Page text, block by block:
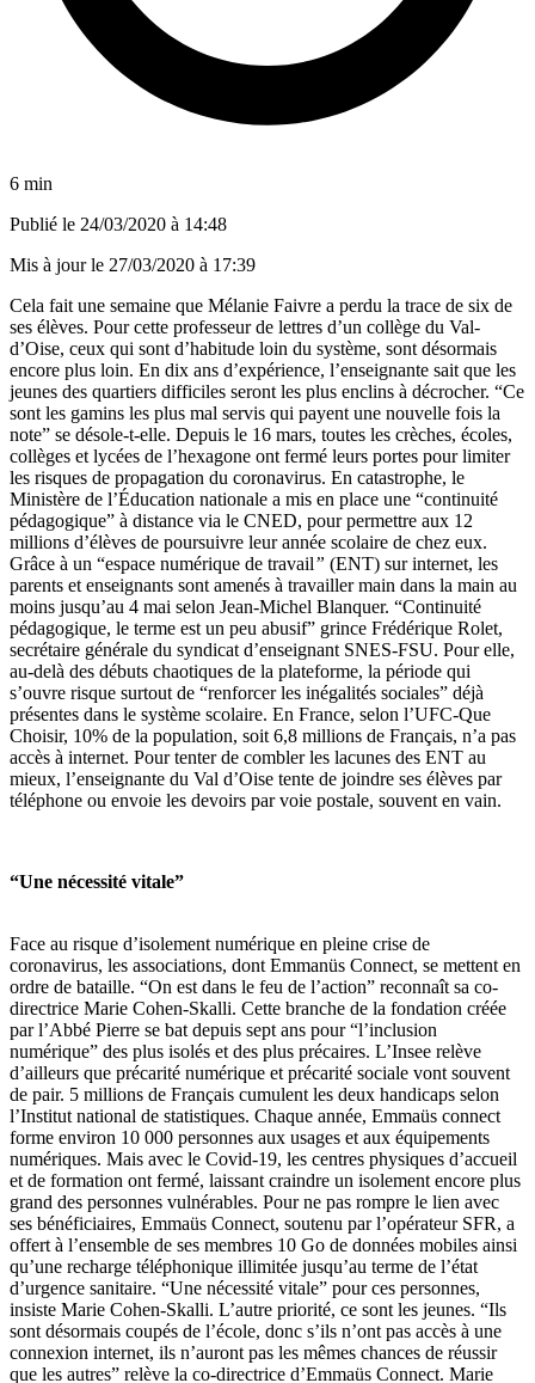
6 min
Publié le 24/03/2020 à 14:48
Mis à jour le 27/03/2020 à 17:39
Cela fait une semaine que Mélanie Faivre a perdu la trace de six de
ses élèves. Pour cette professeur de lettres d’un collège du Val-
d’Oise, ceux qui sont d’habitude loin du système, sont désormais
encore plus loin. En dix ans d’expérience, l’enseignante sait que les
jeunes des quartiers difficiles seront les plus enclins à décrocher. “Ce
sont les gamins les plus mal servis qui payent une nouvelle fois la
note” se désole-t-elle. Depuis le 16 mars, toutes les crèches, écoles,
collèges et lycées de l’hexagone ont fermé leurs portes pour limiter
les risques de propagation du coronavirus. En catastrophe, le
Ministère de l’Éducation nationale a mis en place une “continuité
pédagogique” à distance via le CNED, pour permettre aux 12
millions d’élèves de poursuivre leur année scolaire de chez eux.
Grâce à un “espace numérique de travail” (ENT) sur internet, les
parents et enseignants sont amenés à travailler main dans la main au
moins jusqu’au 4 mai selon Jean-Michel Blanquer. “Continuité
pédagogique, le terme est un peu abusif” grince Frédérique Rolet,
secrétaire générale du syndicat d’enseignant SNES-FSU. Pour elle,
au-delà des débuts chaotiques de la plateforme, la période qui
s’ouvre risque surtout de “renforcer les inégalités sociales” déjà
présentes dans le système scolaire. En France, selon l’UFC-Que
Choisir, 10% de la population, soit 6,8 millions de Français, n’a pas
accès à internet. Pour tenter de combler les lacunes des ENT au
mieux, l’enseignante du Val d’Oise tente de joindre ses élèves par
téléphone ou envoie les devoirs par voie postale, souvent en vain.
“Une nécessité vitale”
Face au risque d’isolement numérique en pleine crise de
coronavirus, les associations, dont Emmanüs Connect, se mettent en
ordre de bataille. “On est dans le feu de l’action” reconnaît sa co-
directrice Marie Cohen-Skalli. Cette branche de la fondation créée
par l’Abbé Pierre se bat depuis sept ans pour “l’inclusion
numérique” des plus isolés et des plus précaires. L’Insee relève
d’ailleurs que précarité numérique et précarité sociale vont souvent
de pair. 5 millions de Français cumulent les deux handicaps selon
l’Institut national de statistiques. Chaque année, Emmaüs connect
forme environ 10 000 personnes aux usages et aux équipements
numériques. Mais avec le Covid-19, les centres physiques d’accueil
et de formation ont fermé, laissant craindre un isolement encore plus
grand des personnes vulnérables. Pour ne pas rompre le lien avec
ses bénéficiaires, Emmaüs Connect, soutenu par l’opérateur SFR, a
offert à l’ensemble de ses membres 10 Go de données mobiles ainsi
qu’une recharge téléphonique illimitée jusqu’au terme de l’état
d’urgence sanitaire. “Une nécessité vitale” pour ces personnes,
insiste Marie Cohen-Skalli. L’autre priorité, ce sont les jeunes. “Ils
sont désormais coupés de l’école, donc s’ils n’ont pas accès à une
connexion internet, ils n’auront pas les mêmes chances de réussir
que les autres” relève la co-directrice d’Emmaüs Connect. Marie